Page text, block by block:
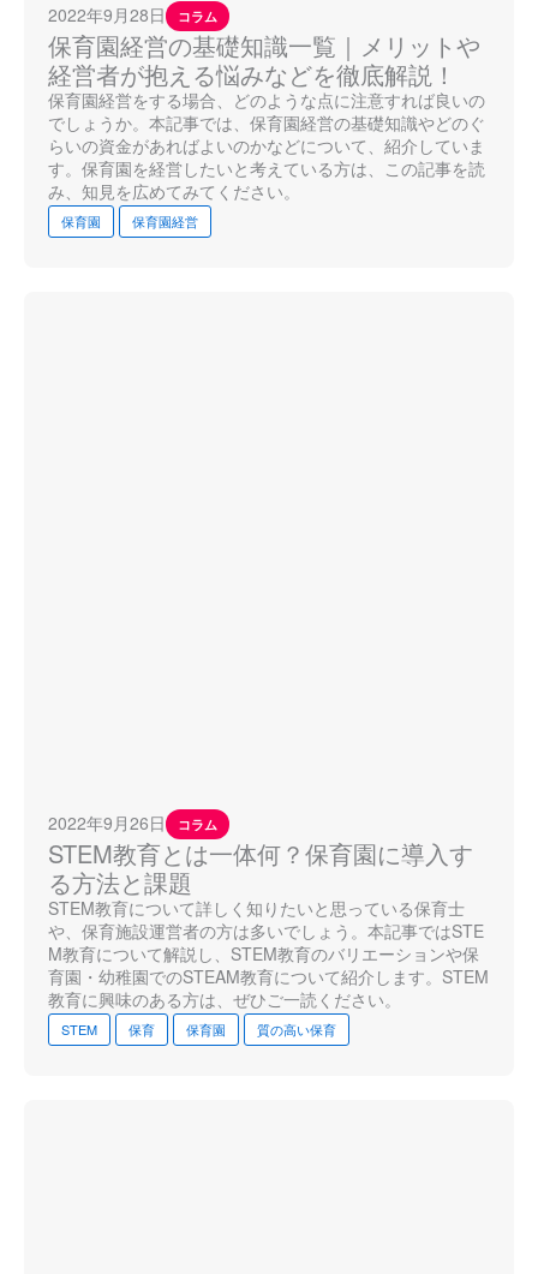
2022年9月28日 コラム
保育園経営の基礎知識一覧｜メリットや
経営者が抱える悩みなどを徹底解説！
保育園経営をする場合、どのような点に注意すれば良いの
でしょうか。本記事では、保育園経営の基礎知識やどのぐ
らいの資金があればよいのかなどについて、紹介していま
す。保育園を経営したいと考えている方は、この記事を読
み、知見を広めてみてください。
保育園 保育園経営
2022年9月26日 コラム
STEM教育とは一体何？保育園に導入す
る方法と課題
STEM教育について詳しく知りたいと思っている保育士
や、保育施設運営者の方は多いでしょう。本記事ではSTE
M教育について解説し、STEM教育のバリエーションや保
育園・幼稚園でのSTEAM教育について紹介します。STEM
教育に興味のある方は、ぜひご一読ください。
STEM 保育 保育園 質の高い保育